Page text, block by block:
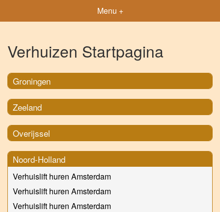
Menu +
Verhuizen Startpagina
Groningen
Zeeland
Overijssel
Noord-Holland
Verhuislift huren Amsterdam
Verhuislift huren Amsterdam
Verhuislift huren Amsterdam